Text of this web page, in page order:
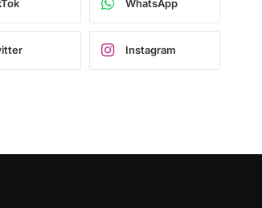
WhatsApp
Instagram